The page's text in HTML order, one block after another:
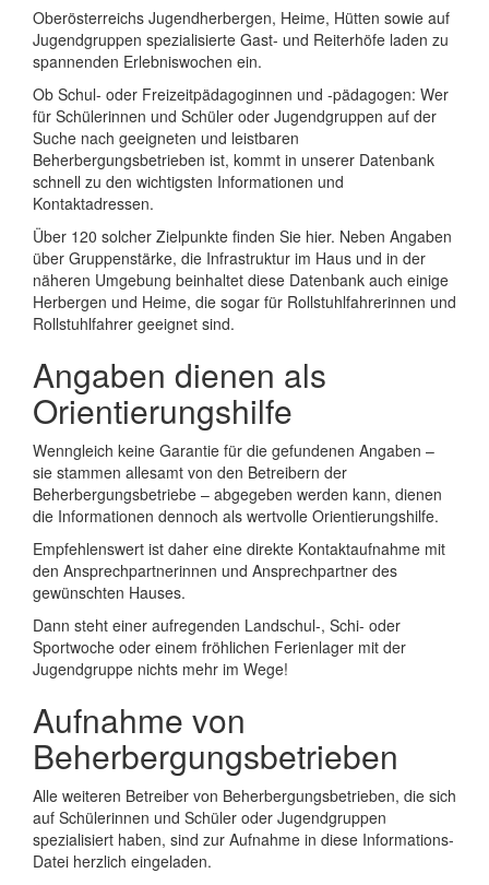
Oberösterreichs Jugendherbergen, Heime, Hütten sowie auf
Jugendgruppen spezialisierte Gast- und Reiterhöfe laden zu
spannenden Erlebniswochen ein.
Ob Schul- oder Freizeitpädagoginnen und -pädagogen: Wer
für Schülerinnen und Schüler oder Jugendgruppen auf der
Suche nach geeigneten und leistbaren
Beherbergungsbetrieben ist, kommt in unserer Datenbank
schnell zu den wichtigsten Informationen und
Kontaktadressen.
Über 120 solcher Zielpunkte finden Sie hier. Neben Angaben
über Gruppenstärke, die Infrastruktur im Haus und in der
näheren Umgebung beinhaltet diese Datenbank auch einige
Herbergen und Heime, die sogar für Rollstuhlfahrerinnen und
Rollstuhlfahrer geeignet sind.
Angaben dienen als
Orientierungshilfe
Wenngleich keine Garantie für die gefundenen Angaben –
sie stammen allesamt von den Betreibern der
Beherbergungsbetriebe – abgegeben werden kann, dienen
die Informationen dennoch als wertvolle Orientierungshilfe.
Empfehlenswert ist daher eine direkte Kontaktaufnahme mit
den Ansprechpartnerinnen und Ansprechpartner des
gewünschten Hauses.
Dann steht einer aufregenden Landschul-, Schi- oder
Sportwoche oder einem fröhlichen Ferienlager mit der
Jugendgruppe nichts mehr im Wege!
Aufnahme von
Beherbergungsbetrieben
Alle weiteren Betreiber von Beherbergungsbetrieben, die sich
auf Schülerinnen und Schüler oder Jugendgruppen
spezialisiert haben, sind zur Aufnahme in diese Informations-
Datei herzlich eingeladen.